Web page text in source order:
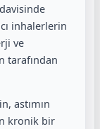
inhalerlerin
ve
tarafından
astımın
kronik bir